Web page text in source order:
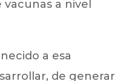
a nivel
a esa
de generar